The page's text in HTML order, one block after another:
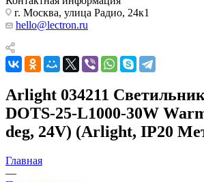
г. Москва, улица Радио, 24к1
hello@lectron.ru
Arlight 034211
DOTS-25-L1000-30W
deg, 24V) (Arlight, IP20
Главная
—